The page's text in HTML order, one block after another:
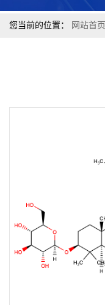
您当前的位置： 网站首页